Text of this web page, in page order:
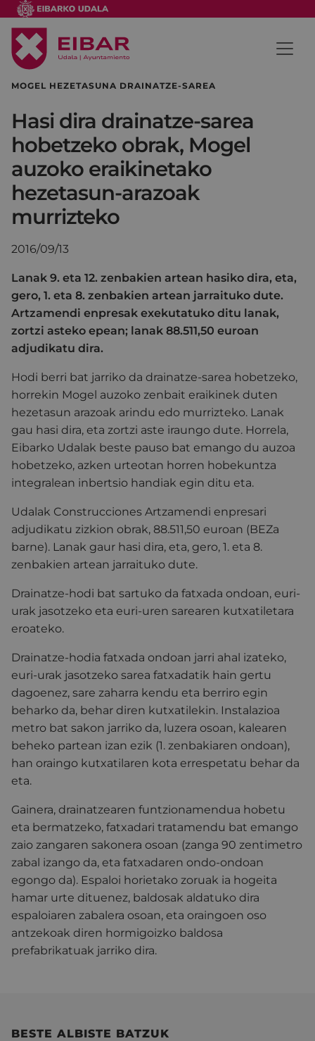
MOGEL HEZETASUNA DRAINATZE-SAREA
Hasi dira drainatze-sarea
hobetzeko obrak, Mogel
auzoko eraikinetako
hezetasun-arazoak
murrizteko
2016/09/13
Lanak 9. eta 12. zenbakien artean hasiko dira, eta,
gero, 1. eta 8. zenbakien artean jarraituko dute.
Artzamendi enpresak exekutatuko ditu lanak,
zortzi asteko epean; lanak 88.511,50 euroan
adjudikatu dira.
Hodi berri bat jarriko da drainatze-sarea hobetzeko,
horrekin Mogel auzoko zenbait eraikinek duten
hezetasun arazoak arindu edo murrizteko. Lanak
gau hasi dira, eta zortzi aste iraungo dute. Horrela,
Eibarko Udalak beste pauso bat emango du auzoa
hobetzeko, azken urteotan horren hobekuntza
integralean inbertsio handiak egin ditu eta.
Udalak Construcciones Artzamendi enpresari
adjudikatu zizkion obrak, 88.511,50 euroan (BEZa
barne). Lanak gaur hasi dira, eta, gero, 1. eta 8.
zenbakien artean jarraituko dute.
Drainatze-hodi bat sartuko da fatxada ondoan, euri-
urak jasotzeko eta euri-uren sarearen kutxatiletara
eroateko.
Drainatze-hodia fatxada ondoan jarri ahal izateko,
euri-urak jasotzeko sarea fatxadatik hain gertu
dagoenez, sare zaharra kendu eta berriro egin
beharko da, behar diren kutxatilekin. Instalazioa
metro bat sakon jarriko da, luzera osoan, kalearen
beheko partean izan ezik (1. zenbakiaren ondoan),
han oraingo kutxatilaren kota errespetatu behar da
eta.
Gainera, drainatzearen funtzionamendua hobetu
eta bermatzeko, fatxadari tratamendu bat emango
zaio zangaren sakonera osoan (zanga 90 zentimetro
zabal izango da, eta fatxadaren ondo-ondoan
egongo da). Espaloi horietako zoruak ia hogeita
hamar urte dituenez, baldosak aldatuko dira
espaloiaren zabalera osoan, eta oraingoen oso
antzekoak diren hormigoizko baldosa
prefabrikatuak jarriko dira.
BESTE ALBISTE BATZUK